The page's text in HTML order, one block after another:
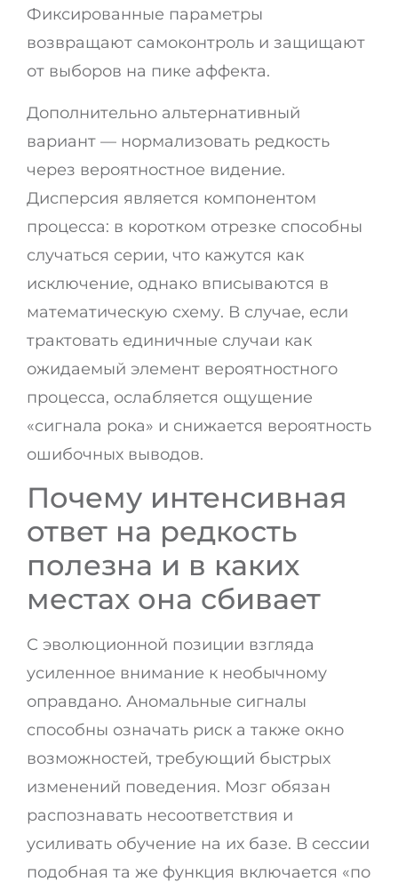
Фиксированные параметры
возвращают самоконтроль и защищают
от выборов на пике аффекта.
Дополнительно альтернативный
вариант — нормализовать редкость
через вероятностное видение.
Дисперсия является компонентом
процесса: в коротком отрезке способны
случаться серии, что кажутся как
исключение, однако вписываются в
математическую схему. В случае, если
трактовать единичные случаи как
ожидаемый элемент вероятностного
процесса, ослабляется ощущение
«сигнала рока» и снижается вероятность
ошибочных выводов.
Почему интенсивная
ответ на редкость
полезна и в каких
местах она сбивает
С эволюционной позиции взгляда
усиленное внимание к необычному
оправдано. Аномальные сигналы
способны означать риск а также окно
возможностей, требующий быстрых
изменений поведения. Мозг обязан
распознавать несоответствия и
усиливать обучение на их базе. В сессии
подобная та же функция включается «по